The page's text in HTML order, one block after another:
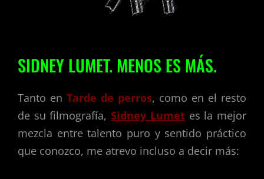
SIDNEY LUMET. MENOS ES MÁS.
Tanto en Tarde de perros, como en el resto
de su filmografía, Sidney Lumetes la mejor
mezcla entre talento puro y sentido práctico
que conozco, me atrevo incluso a decir más: